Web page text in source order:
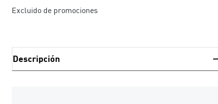
Excluido de promociones
Descripción